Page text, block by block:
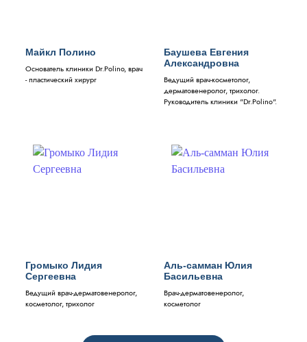
Майкл Полино
Основатель клиники Dr.Polino, врач
- пластический хирург
Баушева Евгения
Александровна
Ведущий врач-косметолог,
дерматовенеролог, трихолог.
Руководитель клиники "Dr.Polino".
Громыко Лидия
Сергеевна
Ведущий врач-дерматовенеролог,
косметолог, трихолог
Аль-самман Юлия
Басильевна
Врач-дерматовенеролог,
косметолог